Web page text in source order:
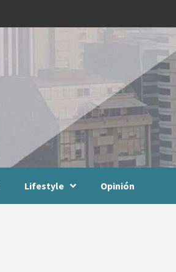
Lifestyle Opinión